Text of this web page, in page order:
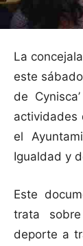
La
este
de
actividades
el
Igualdad y
Este
trata
deporte a